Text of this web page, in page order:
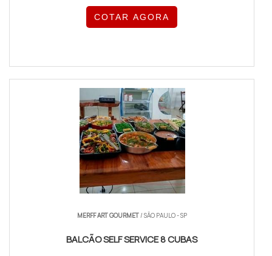
COTAR AGORA
MERFF ART GOURMET/ SÃO PAULO - SP
BALCÃO SELF SERVICE 8 CUBAS